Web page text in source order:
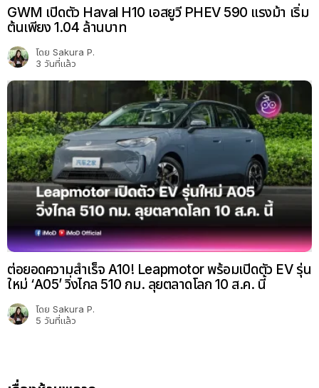
GWM เปิดตัว Haval H10 เอสยูวี PHEV 590 แรงม้า เริ่ม
ต้นเพียง 1.04 ล้านบาท
โดย Sakura P.
3 วันที่แล้ว
ต่อยอดความสำเร็จ A10! Leapmotor พร้อมเปิดตัว EV รุ่น
ใหม่ ‘A05’ วิ่งไกล 510 กม. ลุยตลาดโลก 10 ส.ค. นี้
โดย Sakura P.
5 วันที่แล้ว